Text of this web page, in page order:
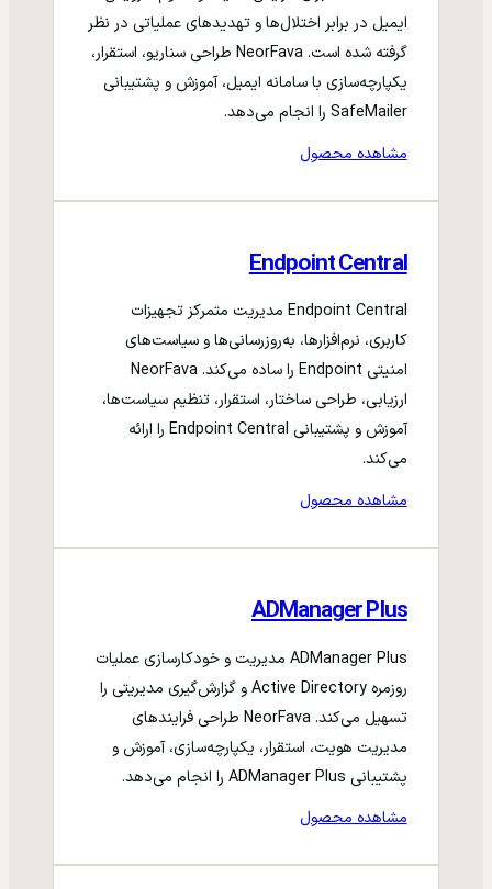
ایمیل در برابر اختلال‌ها و تهدیدهای عملیاتی در نظر
گرفته شده است. NeorFava طراحی سناریو، استقرار،
یکپارچه‌سازی با سامانه ایمیل، آموزش و پشتیبانی
SafeMailer را انجام می‌دهد.
مشاهده محصول
Endpoint Central
Endpoint Central مدیریت متمرکز تجهیزات
کاربری، نرم‌افزارها، به‌روزرسانی‌ها و سیاست‌های
امنیتی Endpoint را ساده می‌کند. NeorFava
ارزیابی، طراحی ساختار، استقرار، تنظیم سیاست‌ها،
آموزش و پشتیبانی Endpoint Central را ارائه
می‌کند.
مشاهده محصول
ADManager Plus
ADManager Plus مدیریت و خودکارسازی عملیات
روزمره Active Directory و گزارش‌گیری مدیریتی را
تسهیل می‌کند. NeorFava طراحی فرایندهای
مدیریت هویت، استقرار، یکپارچه‌سازی، آموزش و
پشتیبانی ADManager Plus را انجام می‌دهد.
مشاهده محصول